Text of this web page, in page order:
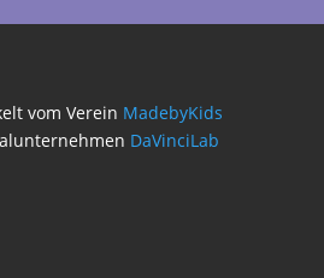
vom Verein MadebyKids
DaVinciLab